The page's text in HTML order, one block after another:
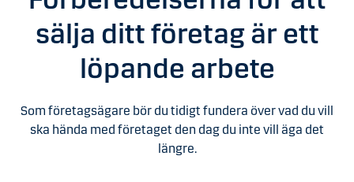
sälja ditt företag är ett
löpande arbete
Som företagsägare bör du tidigt fundera över vad du vill
ska hända med företaget den dag du inte vill äga det
längre.